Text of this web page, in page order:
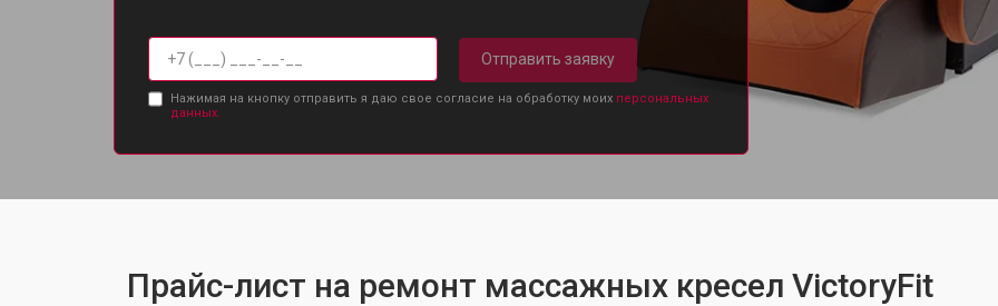
Отправить заявку
Нажимая на кнопку отправить я даю свое согласие на обработку моих персональных
данных.
Прайс-лист на ремонт массажных кресел VictoryFit